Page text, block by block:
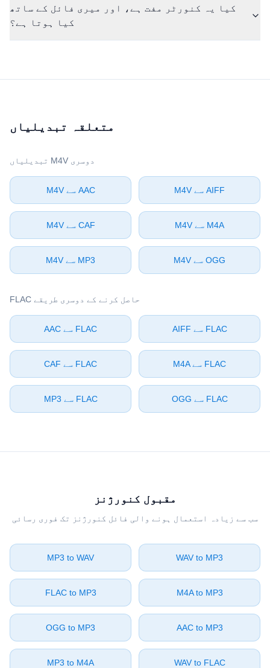
کیا یہ کنورٹر مفت ہے، اور میری فائل کے ساتھ
کیا ہوتا ہے؟
متعلقہ تبدیلیاں
دوسری ⁦M4V⁩ تبدیلیاں
⁦M4V⁩ سے ⁦AAC⁩
⁦FLAC⁩ حاصل کرنے کے دوسری طریقے
⁦AIFF⁩ سے ⁦FLAC⁩
⁦MP3⁩ سے ⁦FLAC⁩ ⁦OGG⁩ سے ⁦FLAC⁩
مقبول کنورژنز
سب سے زیادہ استعمال ہونے والی فائل کنورژنز تک فوری رسائی
⁦MP3⁩ to ⁦WAV⁩ ⁦WAV⁩ to ⁦MP3⁩
⁦FLAC⁩ to ⁦MP3⁩ ⁦M4A⁩ to ⁦MP3⁩
⁦OGG⁩ to ⁦MP3⁩ ⁦AAC⁩ to ⁦MP3⁩
⁦MP3⁩ to ⁦M4A⁩ ⁦WAV⁩ to ⁦FLAC⁩